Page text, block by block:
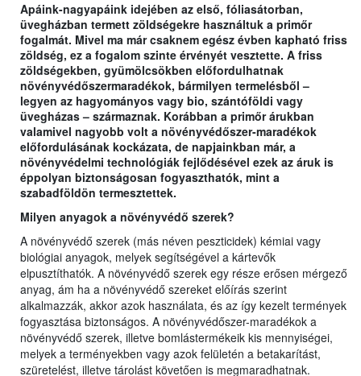
Apáink-nagyapáink idejében az első, fóliasátorban,
üvegházban termett zöldségekre használtuk a primőr
fogalmát. Mivel ma már csaknem egész évben kapható friss
zöldség, ez a fogalom szinte érvényét vesztette. A friss
zöldségekben, gyümölcsökben előfordulhatnak
növényvédőszermaradékok, bármilyen termelésből –
legyen az hagyományos vagy bio, szántóföldi vagy
üvegházas – származnak. Korábban a primőr árukban
valamivel nagyobb volt a növényvédőszer-maradékok
előfordulásának kockázata, de napjainkban már, a
növényvédelmi technológiák fejlődésével ezek az áruk is
éppolyan biztonságosan fogyaszthatók, mint a
szabadföldön termesztettek.
Milyen anyagok a növényvédő szerek?
A növényvédő szerek (más néven peszticidek) kémiai vagy
biológiai anyagok, melyek segítségével a kártevők
elpusztíthatók. A növényvédő szerek egy része erősen mérgező
anyag, ám ha a növényvédő szereket előírás szerint
alkalmazzák, akkor azok használata, és az így kezelt termények
fogyasztása biztonságos. A növényvédőszer-maradékok a
növényvédő szerek, illetve bomlástermékeik kis mennyiségei,
melyek a terményekben vagy azok felületén a betakarítást,
szüretelést, illetve tárolást követően is megmaradhatnak.